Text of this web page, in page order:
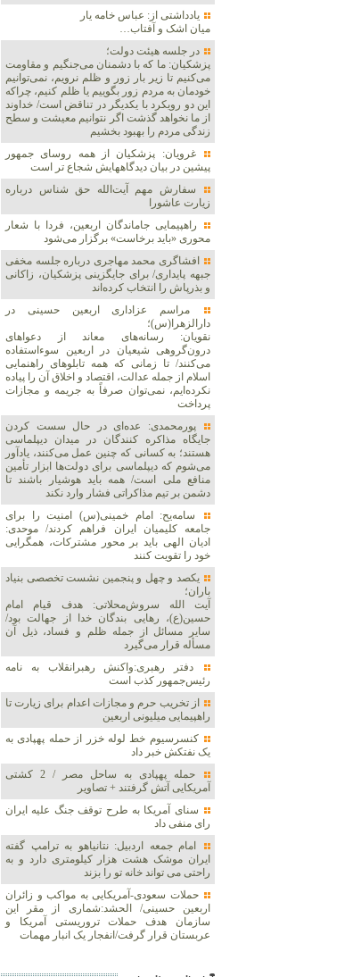
یادداشتی از: عباس خامه یار
میان اشک و آفتاب…
در جلسه هیئت دولت؛
پزشکیان: ما که با دشمنان می‌جنگیم و مقاومت
می‌کنیم تا زیر بار زور و ظلم نرویم، نمی‌توانیم
خودمان به مردم زور بگوییم یا ظلم کنیم، چراکه
این دو رویکرد با یکدیگر در تناقض است/ خداوند
از ما نخواهد گذشت اگر نتوانیم معیشت و سطح
زندگی مردم را بهبود بخشیم
غرویان: پزشکیان از همه روسای جمهور
پیشین در بیان دیدگاههایش شجاع تر است
سفارش مهم آیت‌الله حق شناس درباره
زیارت عاشورا
راهپیمایی جاماندگان اربعین، فردا با شعار
محوری «باید برخاست» برگزار می‌شود
افشاگری محمد مهاجری درباره جلسه مخفی
جبهه پایداری/ برای جایگزینی پزشکیان، زاکانی
و بذرپاش را انتخاب کرده‌اند
مراسم عزاداری اربعین حسینی در
دارالزهرا(س)؛
نقویان: رسانه‌های معاند از دعواهای
درون‌گروهی شیعیان در اربعین سوءاستفاده
می‌کنند/ تا زمانی که همه تابلوهای راهنمایی
اسلام از جمله عدالت، اقتصاد و اخلاق آن را پیاده
نکرده‌ایم، نمی‌توان صرفاً به جریمه و مجازات
پرداخت
پورمحمدی: عده‌ای در حال سست کردن
جایگاه مذاکره کنندگان در میدان دیپلماسی
هستند؛ به کسانی که چنین عمل می‌کنند، یادآور
می‌شوم که دیپلماسی برای دولت‌ها ابزار تأمین
منافع ملی است/ همه باید هوشیار باشند تا
دشمن بر تیم مذاکراتی فشار وارد نکند
سامه‌یح: امام خمینی(س) امنیت را برای
جامعه کلیمیان ایران فراهم کردند/ موحدی:
ادیان الهی باید بر محور مشترکات، همگرایی
خود را تقویت کنند
یکصد و چهل و پنجمین نشست تخصصی بنیاد
باران؛
آیت الله سروش‌محلاتی: هدف قیام امام
حسین(ع)، رهایی بندگان خدا از جهالت بود/
سایر مسائل از جمله ظلم و فساد، ذیل آن
مسأله قرار می‌گیرد
دفتر رهبری:واکنش رهبرانقلاب به نامه
رئیس‌جمهور کذب است
از تخریب حرم و مجازات اعدام برای زیارت تا
راهپیمایی میلیونی اربعین
کنسرسیوم خط لوله خزر از حمله پهپادی به
یک نفتکش خبر داد
حمله پهپادی به ساحل مصر / 2 کشتی
آمریکایی آتش گرفتند + تصاویر
سنای آمریکا به طرح توقف جنگ علیه ایران
رای منفی داد
امام جمعه اردبیل: نتانیاهو به ترامپ گفته
ایران موشک هشت هزار کیلومتری دارد و به
راحتی می تواند خانه تو را بزند
حملات سعودی-آمریکایی به مواکب و زائران
اربعین حسینی/ الحشد:شماری از مقر این
سازمان هدف حملات تروریستی آمریکا و
عربستان قرار گرفت/انفجار یک انبار مهمات